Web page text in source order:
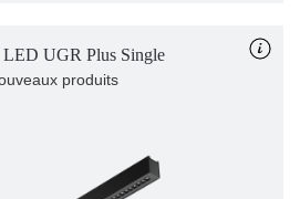
LED UGR Plus Single
produits